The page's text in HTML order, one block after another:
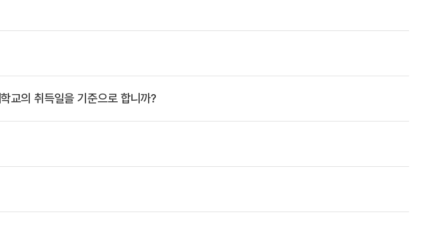
교의 취득일을 기준으로 합니까?